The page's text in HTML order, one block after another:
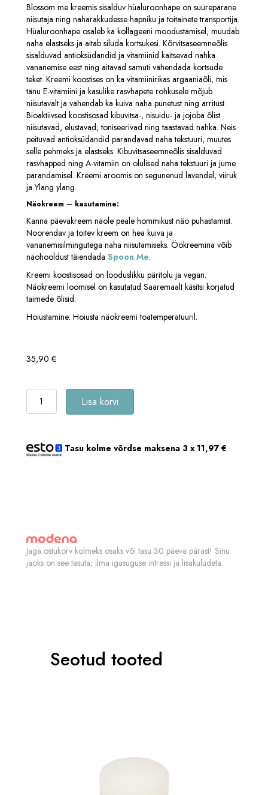
Blossom me kreemis sisalduv hüaluroonhape on suurepärane
niisutaja ning naharakkudesse hapniku ja toitainete transportija.
Hüaluroonhape osaleb ka kollageeni moodustamisel, muudab
naha elastseks ja aitab siluda kortsukesi. Kõrvitsaseemneõlis
sisalduvad antioksüdandid ja vitamiinid kaitsevad nahka
vananemise eest ning aitavad samuti vähendada kortsude
teket. Kreemi koostises on ka vitamiinirikas argaaniaõli, mis
tänu E-vitamiini ja kasulike rasvhapete rohkusele mõjub
niisutavalt ja vähendab ka kuiva naha punetust ning ärritust.
Bioaktiivsed koostisosad kibuvitsa-, nisuidu- ja jojoba õlist
niisutavad, elustavad, toniseerivad ning taastavad nahka. Neis
peituvad antioksüdandid parandavad naha tekstuuri, muutes
selle pehmeks ja elastseks. Kibuvitsaseemneõlis sisalduvad
rasvhapped ning A-vitamiin on olulised naha tekstuuri ja jume
parandamisel. Kreemi aroomis on segunenud lavendel, viiruk
ja Ylang ylang.
Näokreem – kasutamine:
Kanna päevakreem näole peale hommikust näo puhastamist.
Noorendav ja toitev kreem on hea kuiva ja
vananemisilmingutega naha niisutamiseks. Öökreemina võib
näohooldust täiendada Spoon Me.
Kreemi koostisosad on looduslikku päritolu ja vegan.
Näokreemi loomisel on kasutatud Saaremaalt käsitsi korjatud
taimede õlisid.
Hoiustamine: Hoiusta näokreemi toatemperatuuril.
35,90 €
tilk!
Blossom
Me
näokreem
kortslehe
Lisa korvi
Tasu kolme võrdse maksena 3 x11,97 €
Jaga ostukorv kolmeks osaks või tasu 30 päeva pärast! Sinu
jaoks on see tasuta, ilma igasuguse intressi ja lisakuludeta.
Seotud tooted